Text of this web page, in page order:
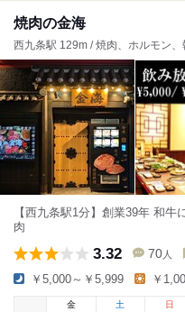
焼肉の金海
西九条駅 129m / 焼肉、ホルモン、
【西九条駅1分】創業39年 和
肉
3.32 70 人
￥5,000～￥5,999 ￥
金
土 日